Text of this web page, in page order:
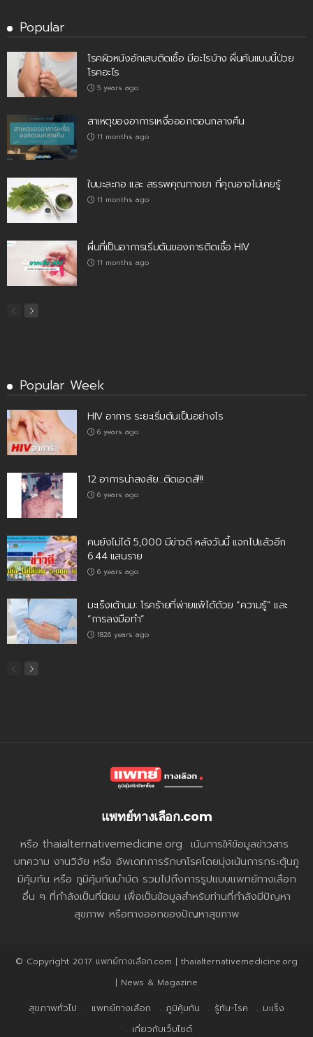
Popular
โรคผิวหนังอักเสบติดเชื้อ มีอะไรบ้าง ผื่นคันแบบนี้ป่วย
โรคอะไร
5 years ago
สาเหตุของอาการเหงื่อออกตอนกลางคืน
11 months ago
ใบมะละกอ และ สรรพคุณทางยา ที่คุณอาจไม่เคยรู้
11 months ago
ผื่นที่เป็นอาการเริ่มต้นของการติดเชื้อ HIV
11 months ago
Popular Week
HIV อาการ ระยะเริ่มต้นเป็นอย่างไร
6 years ago
12 อาการน่าสงสัย…ติดเอดส์!!!
6 years ago
คนยังไม่ได้ 5,000 มีข่าวดี หลังวันนี้ แจกไปแล้วอีก
6.44 แสนราย
6 years ago
มะเร็งเต้านม: โรคร้ายที่พ่ายแพ้ได้ด้วย “ความรู้” และ
“การลงมือทำ”
1826 years ago
แพทย์ทางเลือก.com
หรือ thaialternativemedicine.org เน้นการให้ข้อมูลข่าวสาร
บทความ งานวิจัย หรือ อัพเดทการรักษาโรคโดยมุ่งเน้นการกระตุ้นภู
มิคุ้มกัน หรือ ภูมิคุ้มกันบำบัด รวมไปถึงการรูปแบบแพทย์ทางเลือก
อื่น ๆ ที่กำลังเป็นที่นิยม เพื่อเป็นข้อมูลสำหรับท่านที่กำลังมีปัญหา
สุขภาพ หรือทางออกของปัญหาสุขภาพ
© Copyright 2017 แพทย์ทางเลือก.com | thaialternativemedicine.org
| News & Magazine
สุขภาพทั่วไป แพทย์ทางเลือก ภูมิคุ้มกัน รู้ทัน-โรค
มะเร็ง
เกี่ยวกับเว็บไซต์